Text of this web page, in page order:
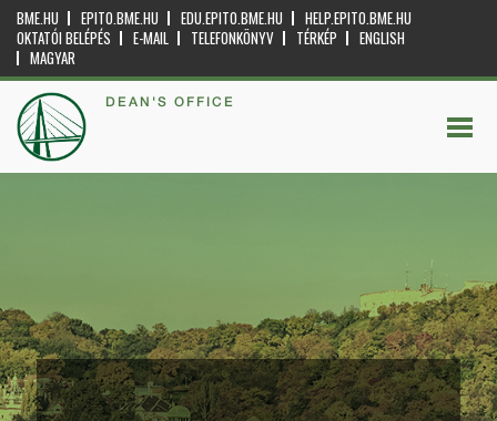
BME.HU EPITO.BME.HU EDU.EPITO.BME.HU
HELP.EPITO.BME.HU
OKTATÓI BELÉPÉS
E-MAIL TELEFONKÖNYV TÉRKÉP
ENGLISH
MAGYAR
DEAN'S OFFICE